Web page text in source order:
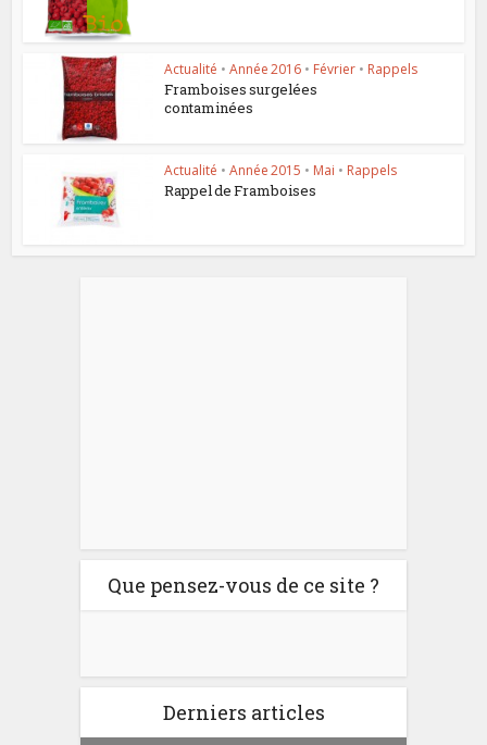
Actualité • Année 2016 • Février • Rappels
Framboises surgelées
contaminées
Actualité • Année 2015 • Mai • Rappels
Rappel de Framboises
Que pensez-vous de ce site ?
Derniers articles